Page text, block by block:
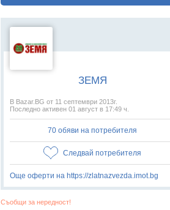
ЗЕМЯ
В Bazar.BG от 11 септември 2013г.
Последно активен 01 август в 17:49 ч.
70 обяви на потребителя
Следвай потребителя
Още оферти на https://zlatnazvezda.imot.bg
Съобщи за нередност!